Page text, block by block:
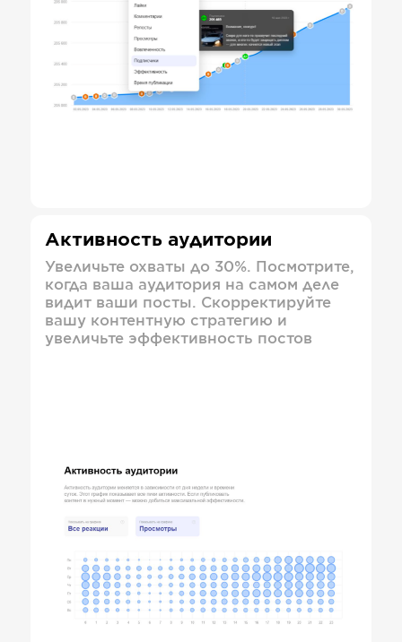
Активность аудитории
Увеличьте охваты до 30%. Посмотрите,
когда ваша аудитория на самом деле
видит ваши посты. Скорректируйте
вашу контентную стратегию и
увеличьте эффективность постов